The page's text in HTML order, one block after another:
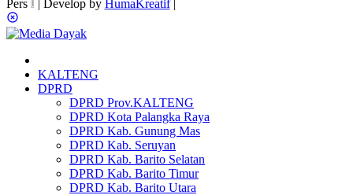
Pers
| Develop by HumaKreatif|
KALTENG
DPRD
DPRD Prov.KALTENG
DPRD Kota Palangka Raya
DPRD Kab. Gunung Mas
DPRD Kab. Seruyan
DPRD Kab. Barito Selatan
DPRD Kab. Barito Timur
DPRD Kab. Barito Utara